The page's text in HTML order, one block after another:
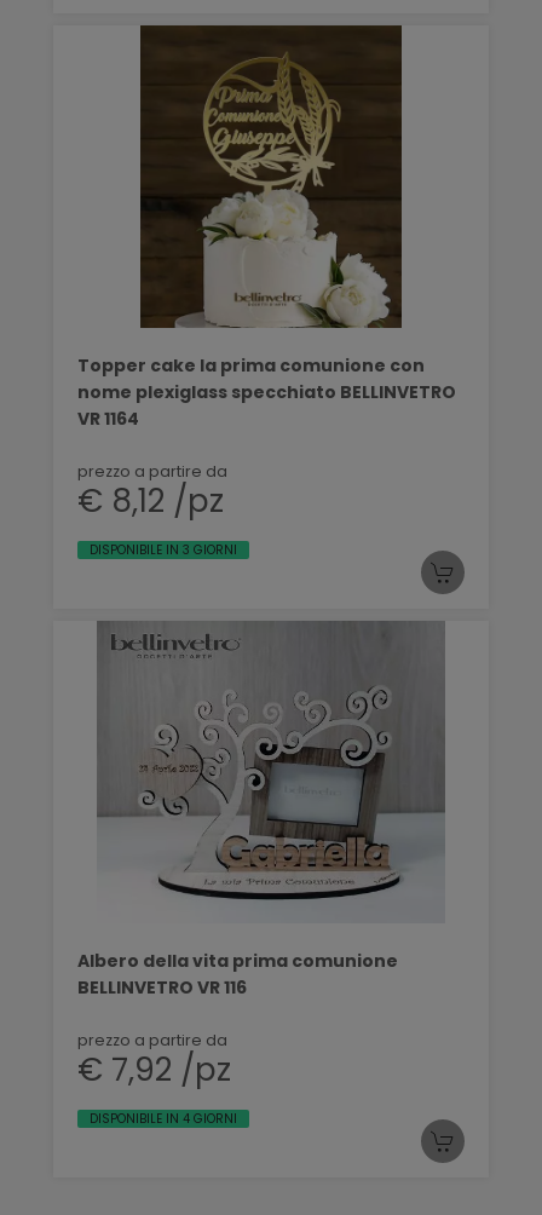
Topper cake la prima comunione con
nome plexiglass specchiato BELLINVETRO
VR 1164
prezzo a partire da
€ 8,12 /pz
DISPONIBILE IN 3 GIORNI
Albero della vita prima comunione
BELLINVETRO VR 116
prezzo a partire da
€ 7,92 /pz
DISPONIBILE IN 4 GIORNI